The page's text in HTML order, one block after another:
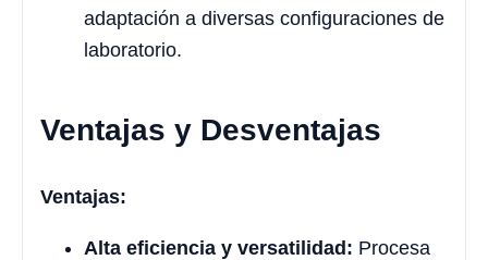
adaptación a diversas configuraciones de
laboratorio.
Ventajas y Desventajas
Ventajas:
Alta eficiencia y versatilidad: Procesa